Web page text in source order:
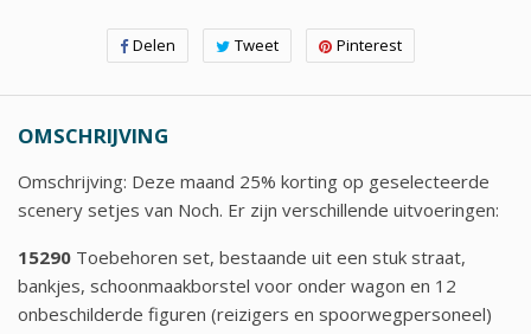
Delen Tweet Pinterest
OMSCHRIJVING
Omschrijving: Deze maand 25% korting op geselecteerde
scenery setjes van Noch. Er zijn verschillende uitvoeringen:
15290 Toebehoren set, bestaande uit een stuk straat,
bankjes, schoonmaakborstel voor onder wagon en 12
onbeschilderde figuren (reizigers en spoorwegpersoneel)